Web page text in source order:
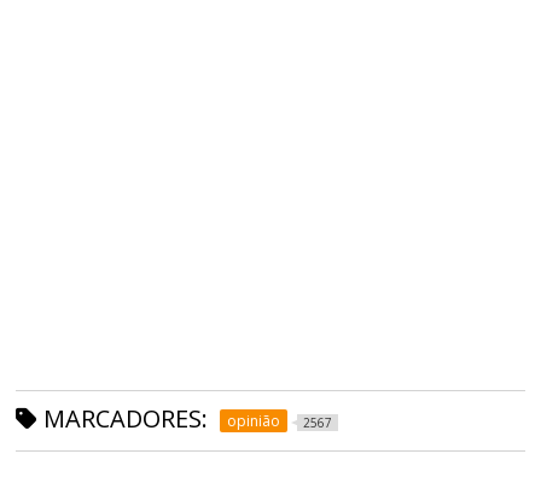
MARCADORES: opinião 2567